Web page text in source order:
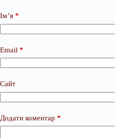
Ім’я *
Email *
Сайт
Додати коментар *